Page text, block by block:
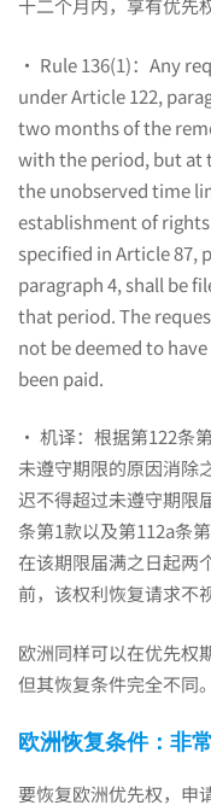
十二个月内，享有优先
· Rule 136(1)：Any
under Article 122,
two months of the
with the period, but at
the unobserved time
establishment of
specified in Article 87,
paragraph 4, shall be
that period. The
not be deemed to
been paid.
· 机译：根据第122条
未遵守期限的原因消除
迟不得超过未遵守期限
条第1款以及第112a条
在该期限届满之日起两
前，该权利恢复请求不
欧洲同样可以在优先权
但其恢复条件完全不同。
欧洲恢复条件：非
要恢复欧洲优先权，申